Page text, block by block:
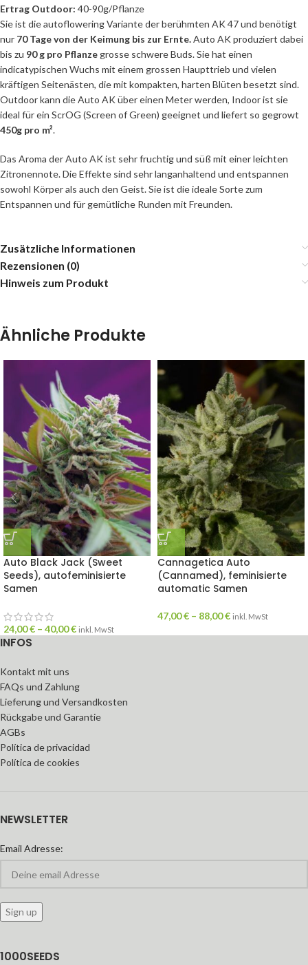
Ertrag Outdoor: 40-90g/Pflanze
Sie ist die autoflowering Variante der berühmten AK 47 und benötigt
nur 70 Tagevon der Keimung bis zur Ernte.Auto AK produziert dabei
bis zu 90 g pro Pflanze grosse schwere Buds. Sie hat einen
indicatypischen Wuchs mit einem grossen Haupttrieb und vielen
kräftigen Seitenästen, die mit kompakten, harten Blüten besetzt sind.
Outdoor kann die Auto AK über einen Meter werden, Indoor ist sie
ideal für ein ScrOG (Screen of Green) geeignet und liefert so gegrowt
450g pro m².
Das Aroma der Auto AK ist sehr fruchtig und süß mit einer leichten
Zitronennote. Die Effekte sind sehr langanhaltend und entspannen
sowohl Körper als auch den Geist. Sie ist die ideale Sorte zum
Entspannen und für gemütliche Runden mit Freunden.
Zusätzliche Informationen
Rezensionen (0)
Hinweis zum Produkt
Ähnliche Produkte
Auto Black Jack (Sweet
Seeds), autofeminisierte
Samen
24,00€ – 40,00€ inkl. MwSt
Cannagetica Auto
(Cannamed), feminisierte
automatic Samen
47,00€ – 88,00€ inkl. MwSt
INFOS
Kontakt mit uns
FAQs und Zahlung
Lieferung und Versandkosten
Rückgabe und Garantie
AGBs
Política de privacidad
Política de cookies
NEWSLETTER
Email Adresse:
1000SEEDS